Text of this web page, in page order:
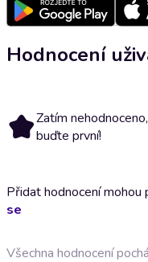
Hodnocení
Zatím
buďte první!
Přidat hodnocení mohou
se
Všechna hodnocení